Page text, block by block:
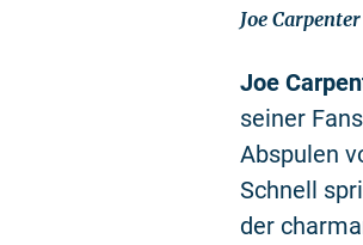
Joe Carpenter
Joe
seiner
Abspulen
Schnell
der